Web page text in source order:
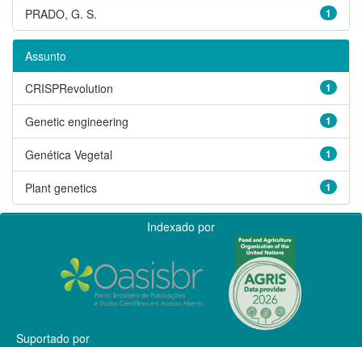
1
PRADO, G. S.
Assunto
1
CRISPRevolution
1
Genetic engineering
1
Genética Vegetal
1
Plant genetics
Indexado por
Suportado por